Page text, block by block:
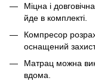
Міцна і
йде в комплекті.
Компресор
оснащений
Матрац можна
вдома.